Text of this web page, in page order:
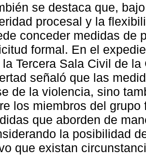
se destaca que,
procesal y la
conceder medidas de
formal. En el
la Tercera Sala Civil de
señaló que las
de la violencia, sino
los miembros del
que aborden de
la posibilidad
que existan